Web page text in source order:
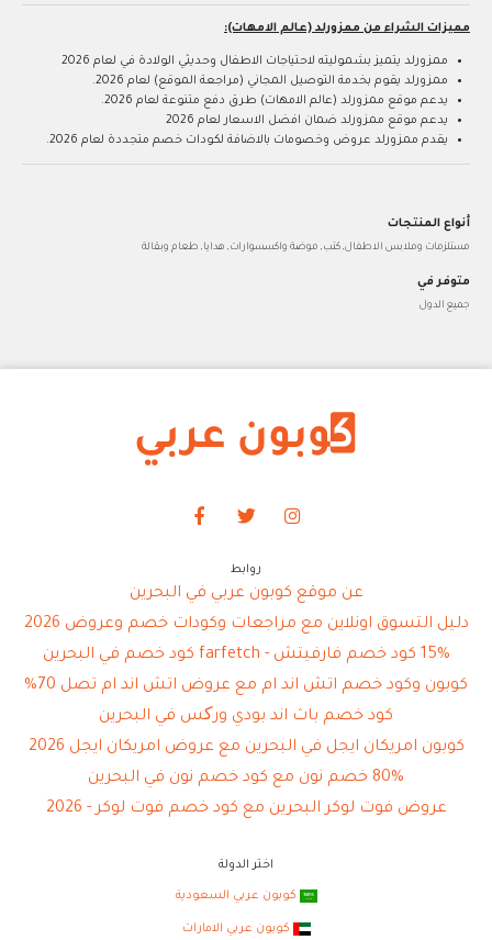
مميزات الشراء من ممزورلد (عالم الامهات):
ممزورلد يتميز بشموليته لاحتياجات الاطفال وحديثي الولادة في لعام 2026
ممزورلد يقوم بخدمة التوصيل المجاني (مراجعة الموقع) لعام 2026.
يدعم موقع ممزورلد (عالم الامهات) طرق دفع متنوعة لعام 2026.
يدعم موقع ممزورلد ضمان افضل الاسعار لعام 2026
يقدم ممزورلد عروض وخصومات بالاضافة لكودات خصم متجددة لعام 2026.
أنواع المنتجات
مستلزمات وملابس الاطفال, كتب, موضة واكسسوارات, هدايا, طعام وبقالة
متوفر في
جميع الدول
روابط
عن موقع كوبون عربي في البحرين
دليل التسوق اونلاين مع مراجعات وكودات خصم وعروض 2026
15% كود خصم فارفيتش - farfetch كود خصم في البحرين
كوبون وكود خصم اتش اند ام مع عروض اتش اند ام تصل 70%
كود خصم باث اند بودي ورکس في البحرين
كوبون امريكان ايجل في البحرين مع عروض امريكان ايجل 2026
80% خصم نون مع كود خصم نون في البحرين
عروض فوت لوكر البحرين مع كود خصم فوت لوكر - 2026
اختر الدولة
كوبون عربي السعودية
كوبون عربي الامارات